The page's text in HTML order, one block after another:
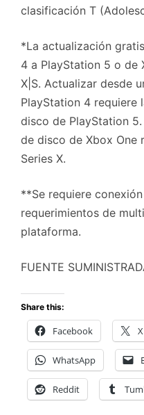
clasificación T
*La actualización
4 a PlayStation 5 o de
X|S. Actualizar desde
PlayStation 4 requiere
disco de PlayStation
de disco de Xbox One
Series X.
**Se requiere
requerimientos de
plataforma.
FUENTE
Share this:
Facebook X
WhatsApp
Reddit